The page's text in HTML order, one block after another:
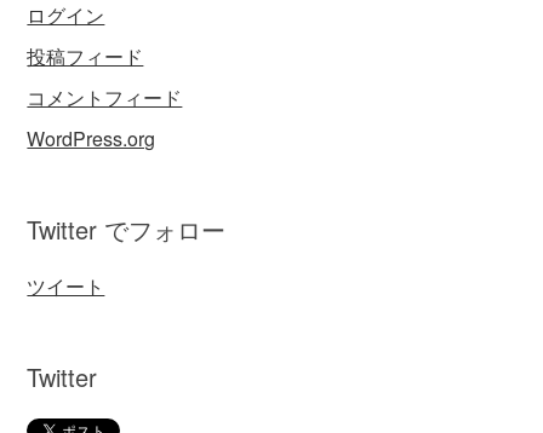
ログイン
投稿フィード
コメントフィード
WordPress.org
Twitter でフォロー
ツイート
Twitter